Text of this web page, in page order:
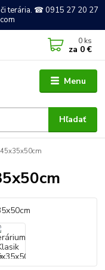
či terária. ☎ 0915 27 20 27
Menu
Hľadať
0 ks
za 0 €